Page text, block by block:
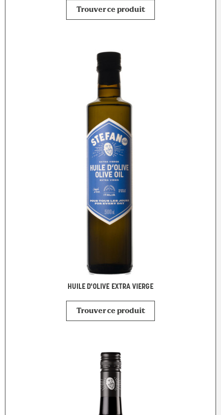
Trouver ce produit
HUILE D'OLIVE EXTRA VIERGE
Trouver ce produit